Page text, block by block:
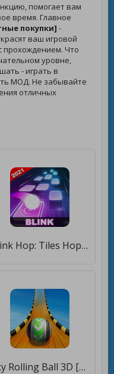
помогает вам
время. Главное
покупки] -
ваш игровой
прохождением. Что
уровне,
- играть в
МОД. Не забывайте
отличных
Blink Hop: Tiles Hop Balls! [Много денег]
Sky Rolling Ball 3D [Бесплатные покупки]